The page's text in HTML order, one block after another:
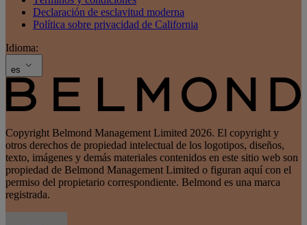
Declaración de esclavitud moderna
Política sobre privacidad de California
Idioma:
es
Copyright Belmond Management Limited 2026. El copyright y
otros derechos de propiedad intelectual de los logotipos, diseños,
texto, imágenes y demás materiales contenidos en este sitio web son
propiedad de Belmond Management Limited o figuran aquí con el
permiso del propietario correspondiente. Belmond es una marca
registrada.